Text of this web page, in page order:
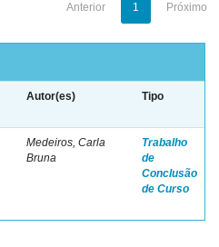
Anterior 1 Próximo
Autor(es) Tipo
Medeiros, Carla
Bruna
Trabalho
de
Conclusão
de Curso